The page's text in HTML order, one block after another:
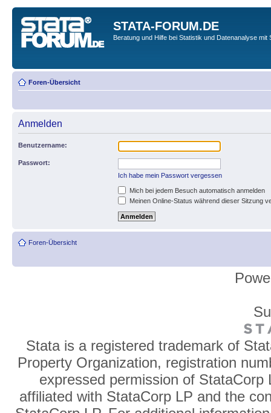
STATA-FORUM.DE
Beratung und Hilfe bei Statistik und Datenanalyse mit
Foren-Übersicht
Anmelden
Benutzername:
Passwort:
Ich habe mein Passwort vergessen
Mich bei jedem Besuch automatisch anmelden
Meinen Online-Status während dieser Sitzung
Foren-Übersicht
Stata is a registered trademark of
Property Organization, registration
expressed permission of
affiliated with StataCorp LP and the